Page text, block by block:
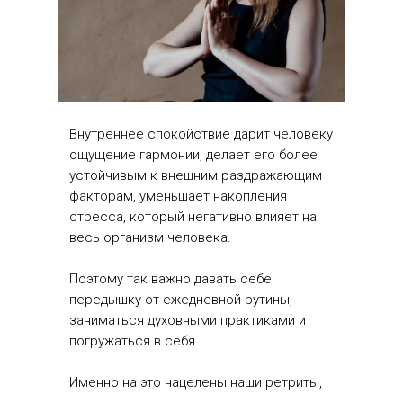
Внутреннее спокойствие дарит человеку
ощущение гармонии, делает его более
устойчивым к внешним раздражающим
факторам, уменьшает накопления
стресса, который негативно влияет на
весь организм человека.
Поэтому так важно давать себе
передышку от ежедневной рутины,
заниматься духовными практиками и
погружаться в себя.
Именно на это нацелены наши ретриты,